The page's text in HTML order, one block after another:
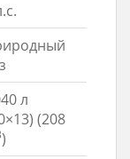
л
(208
)